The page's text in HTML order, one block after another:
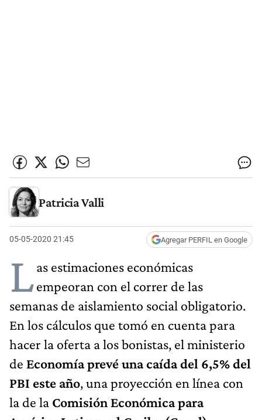
Patricia Valli
05-05-2020 21:45 Agregar PERFIL en Google
Las estimaciones económicas
empeoran con el correr de las
semanas de aislamiento social obligatorio.
En los cálculos que tomó en cuenta para
hacer la oferta a los bonistas, el ministerio
de Economía prevé una caída del 6,5% del
PBI este año, una proyección en línea con
la de la Comisión Económica para